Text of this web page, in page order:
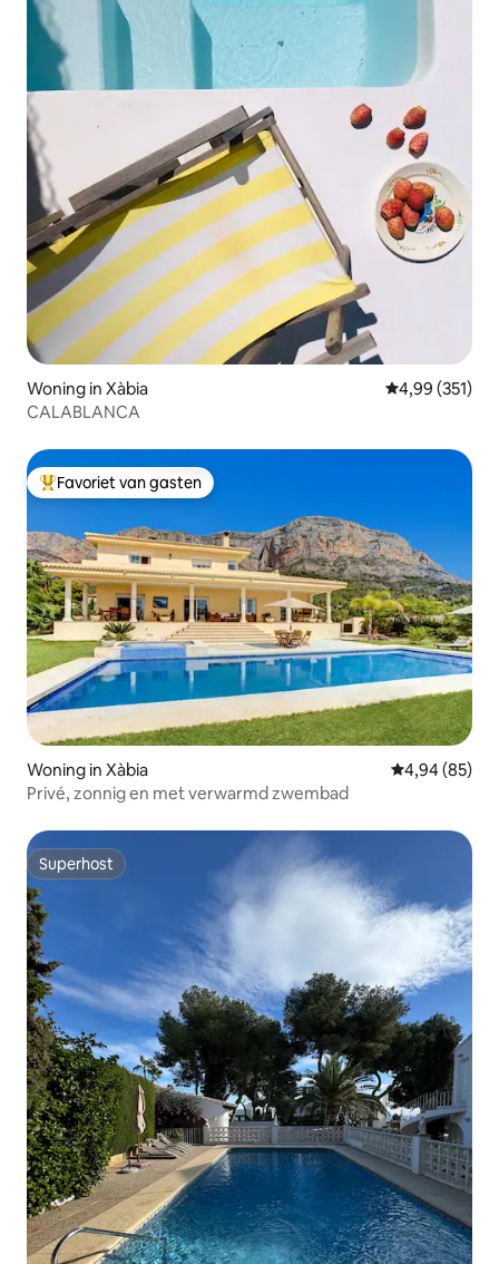
Woning in Xàbia Gemiddelde
4,99 (351)
CALABLANCA
Topfavoriet van gasten
Favoriet van gasten
Woning in Xàbia Gemiddelde
4,94 (85)
Privé, zonnig en met verwarmd zwembad
Superhost
Superhost